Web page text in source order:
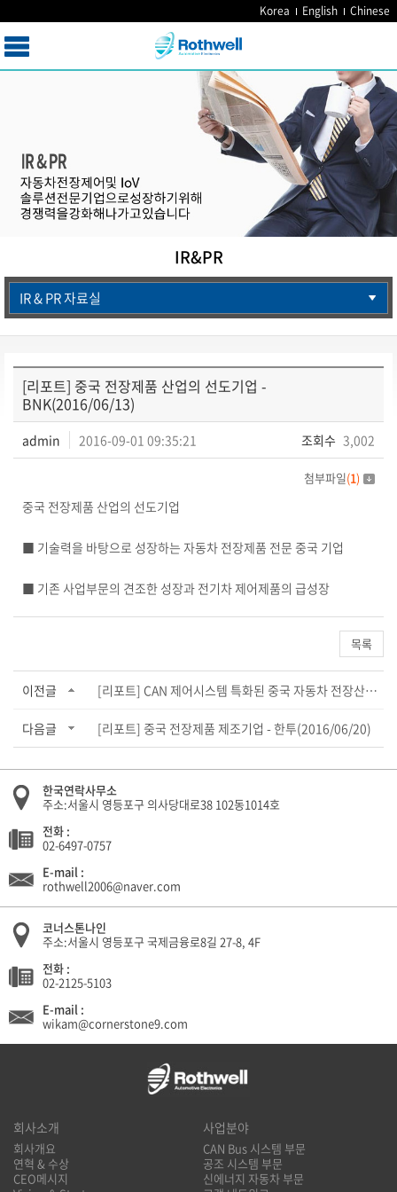
Korea English Chinese
IR&PR
IR & PR 자료실
[리포트] 중국 전장제품 산업의 선도기업 -
BNK(2016/06/13)
admin 2016-09-01 09:35:21 조회수 3,002
첨부파일(1)
중국 전장제품 산업의 선도기업
■ 기술력을 바탕으로 성장하는 자동차 전장제품 전문 중국 기업
■ 기존 사업부문의 견조한 성장과 전기차 제어제품의 급성장
목록
이전글 [리포트] CAN 제어시스템 특화된 중국 자동차 전장산업 내 9위 업체, 올해 전기차 BMS 사...
다음글 [리포트] 중국 전장제품 제조기업 - 한투(2016/06/20)
한국연락사무소
주소:서울시 영등포구 의사당대로38 102동1014호
전화 :
02-6497-0757
E-mail :
rothwell2006@naver.com
코너스톤나인
주소:서울시 영등포구 국제금융로8길 27-8, 4F
전화 :
02-2125-5103
E-mail :
wikam@cornerstone9.com
회사소개
회사개요
연혁 & 수상
CEO메시지
사업분야
CAN Bus 시스템 부문
공조 시스템 부문
신에너지 자동차 부문